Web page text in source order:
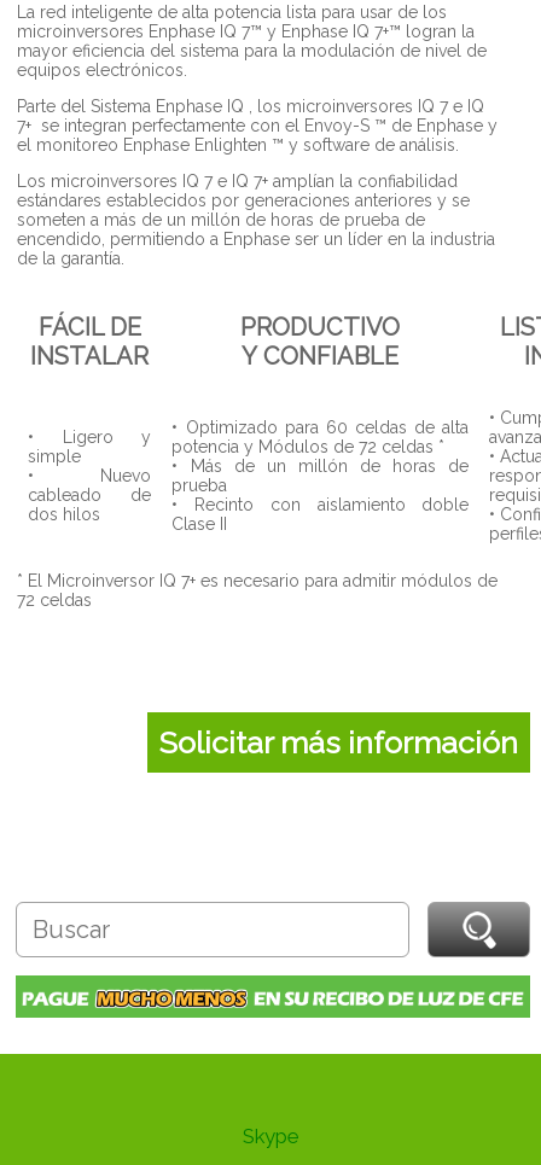
La red inteligente de alta potencia lista para usar de los
microinversores Enphase IQ 7™ y Enphase IQ 7+™ logran la
mayor eficiencia del sistema para la modulación de nivel de
equipos electrónicos.
Parte del Sistema Enphase IQ , los microinversores IQ 7 e IQ
7+ se integran perfectamente con el Envoy-S ™ de Enphase y
el monitoreo Enphase Enlighten ™ y software de análisis.
Los microinversores IQ 7 e IQ 7+ amplían la confiabilidad
estándares establecidos por generaciones anteriores y se
someten a más de un millón de horas de prueba de
encendido, permitiendo a Enphase ser un líder en la industria
de la garantía.
FÁCIL DE
INSTALAR
PRODUCTIVO
YCONFIABLE
• Ligero y
simple
• Nuevo
cableado de
dos hilos
• Optimizado para 60 celdas de alta
potencia y Módulos de 72 celdas *
• Más de un millón de horas de
prueba
• Recinto con aislamiento doble
Clase II
•
•
•
* El Microinversor IQ 7+ es necesario para admitir módulos de
72 celdas
Solicitar más información
Skype